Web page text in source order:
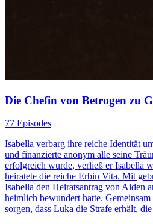
Die Chefin von Betrogen zu
77 Episodes
Isabella verbarg ihre reiche Identität
und finanzierte anonym alle seine
erfolgreich wurde, verließ er Isabella
heiratete die reiche Erbin Vita. Mit
Isabella den Heiratsantrag von Aiden
heimlich bewundert hatte.
sorgen, dass Luka die Strafe erhält,